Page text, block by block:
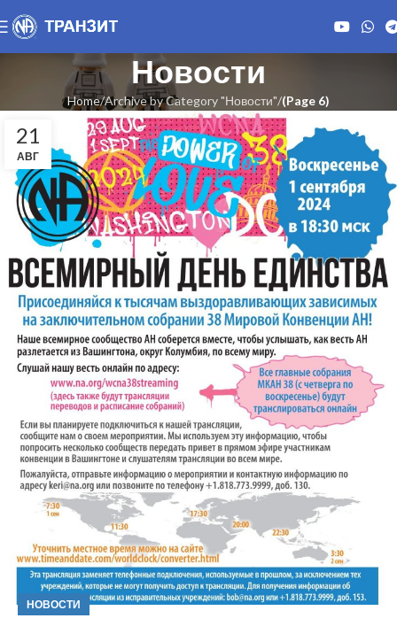
Новости
Home Archive by Category "Новости" (Page 6)
21
АВГ
НОВОСТИ